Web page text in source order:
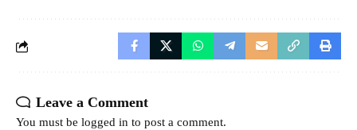
Leave a Comment
You must be logged in to post a comment.